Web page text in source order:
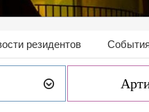
резидентов